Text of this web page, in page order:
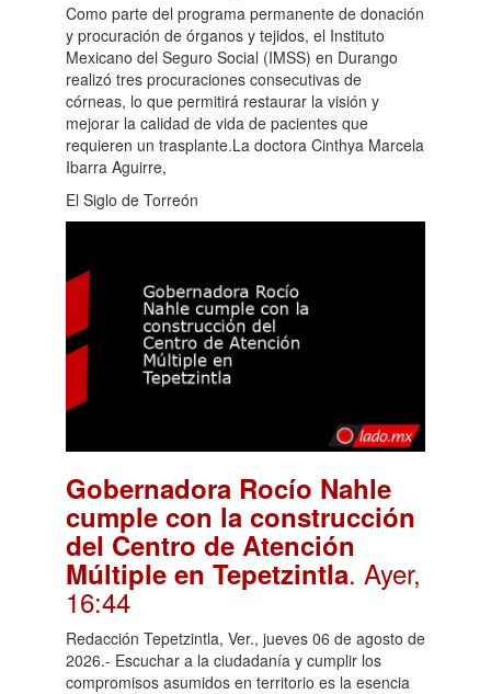
Como parte del programa permanente de donación
y procuración de órganos y tejidos, el Instituto
Mexicano del Seguro Social (IMSS) en Durango
realizó tres procuraciones consecutivas de
córneas, lo que permitirá restaurar la visión y
mejorar la calidad de vida de pacientes que
requieren un trasplante.La doctora Cinthya Marcela
Ibarra Aguirre,
El Siglo de Torreón
Gobernadora Rocío Nahle
cumple con la construcción
del Centro de Atención
Múltiple en Tepetzintla. Ayer,
16:44
Redacción Tepetzintla, Ver., jueves 06 de agosto de
2026.- Escuchar a la ciudadanía y cumplir los
compromisos asumidos en territorio es la esencia